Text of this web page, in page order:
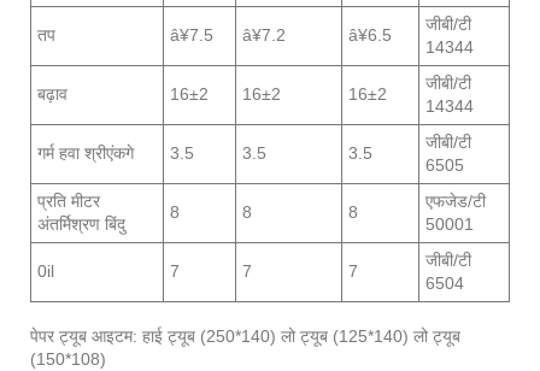
तप â¥7.5 â¥7.2 â¥6.5
जीबी/टी
14344
बढ़ाव 16±2 16±2 16±2
जीबी/टी
14344
गर्म हवा श्रीएंकगे 3.5 3.5 3.5
जीबी/टी
6505
प्रति मीटर
अंतर्मिश्रण बिंदु
8 8 8
एफजेड/टी
50001
0il 7 7 7
जीबी/टी
6504
पेपर ट्यूब आइटम: हाई ट्यूब (250*140) लो ट्यूब (125*140) लो ट्यूब
(150*108)